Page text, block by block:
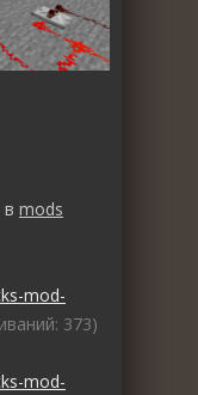
mods
mod-
373)
mod-